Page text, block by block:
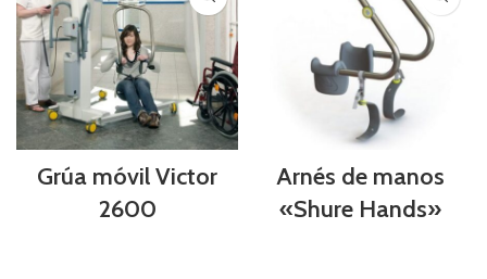
Grúa móvil Victor
2600
Arnés de manos
«Shure Hands»